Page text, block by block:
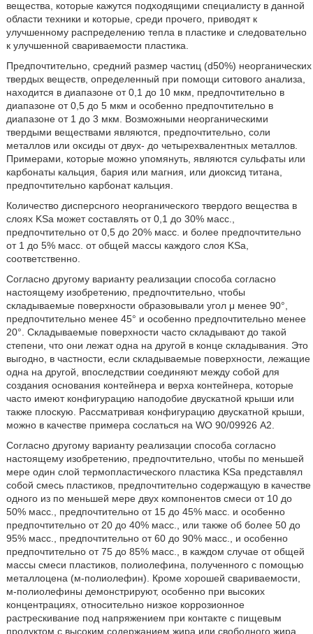
вещества, которые кажутся подходящими специалисту в данной
области техники и которые, среди прочего, приводят к
улучшенному распределению тепла в пластике и следовательно
к улучшенной свариваемости пластика.
Предпочтительно, средний размер частиц (d50%) неорганических
твердых веществ, определенный при помощи ситового анализа,
находится в диапазоне от 0,1 до 10 мкм, предпочтительно в
диапазоне от 0,5 до 5 мкм и особенно предпочтительно в
диапазоне от 1 до 3 мкм. Возможными неорганическими
твердыми веществами являются, предпочтительно, соли
металлов или оксиды от двух- до четырехвалентных металлов.
Примерами, которые можно упомянуть, являются сульфаты или
карбонаты кальция, бария или магния, или диоксид титана,
предпочтительно карбонат кальция.
Количество дисперсного неорганического твердого вещества в
слоях KSa может составлять от 0,1 до 30% масс.,
предпочтительно от 0,5 до 20% масс. и более предпочтительно
от 1 до 5% масс. от общей массы каждого слоя KSa,
соответственно.
Согласно другому варианту реализации способа согласно
настоящему изобретению, предпочтительно, чтобы
складываемые поверхности образовывали угол μ менее 90°,
предпочтительно менее 45° и особенно предпочтительно менее
20°. Складываемые поверхности часто складывают до такой
степени, что они лежат одна на другой в конце складывания. Это
выгодно, в частности, если складываемые поверхности, лежащие
одна на другой, впоследствии соединяют между собой для
создания основания контейнера и верха контейнера, которые
часто имеют конфигурацию наподобие двускатной крыши или
также плоскую. Рассматривая конфигурацию двускатной крыши,
можно в качестве примера сослаться на WO 90/09926 А2.
Согласно другому варианту реализации способа согласно
настоящему изобретению, предпочтительно, чтобы по меньшей
мере один слой термопластического пластика KSa представлял
собой смесь пластиков, предпочтительно содержащую в качестве
одного из по меньшей мере двух компонентов смеси от 10 до
50% масс., предпочтительно от 15 до 45% масс. и особенно
предпочтительно от 20 до 40% масс., или также об более 50 до
95% масс., предпочтительно от 60 до 90% масс., и особенно
предпочтительно от 75 до 85% масс., в каждом случае от общей
массы смеси пластиков, полиолефина, полученного с помощью
металлоцена (м-полиолефин). Кроме хорошей свариваемости,
м-полиолефины демонстрируют, особенно при высоких
концентрациях, относительно низкое коррозионное
растрескивание под напряжением при контакте с пищевым
продуктом с высоким содержанием жира или свободного жира.